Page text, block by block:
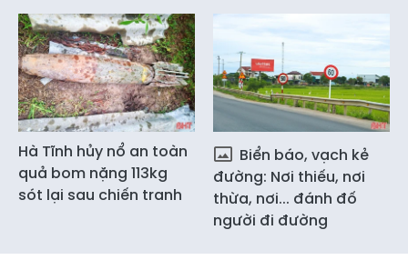
Hà Tĩnh hủy nổ an toàn
quả bom nặng 113kg
sót lại sau chiến tranh
Biển báo, vạch kẻ
đường: Nơi thiếu, nơi
thừa, nơi... đánh đố
người đi đường